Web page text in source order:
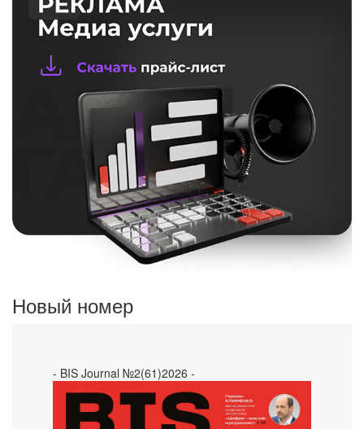
Новый номер
- BIS Journal №2(61)2026 -